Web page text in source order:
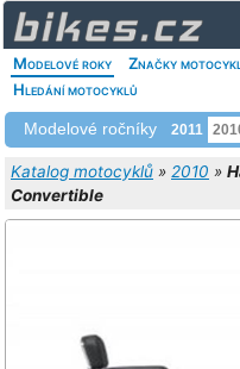
Modelové roky Značky
Hledání motocyklů
Modelové ročníky 2011
Katalog motocyklů » 2010 »
Convertible